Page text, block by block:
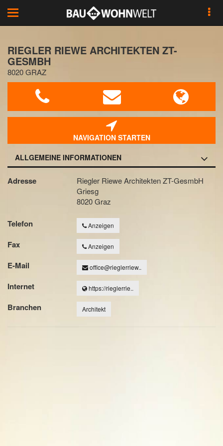
Toggle
navigation
RIEGLER RIEWE ARCHITEKTEN ZT-
GESMBH
8020 GRAZ
NAVIGATION STARTEN
ALLGEMEINE INFORMATIONEN
Adresse
Riegler Riewe Architekten ZT-GesmbH
Griesg
8020 Graz
Telefon Anzeigen
Fax Anzeigen
E-Mail office@rieglerriew..
Internet https://rieglerrie..
Branchen Architekt